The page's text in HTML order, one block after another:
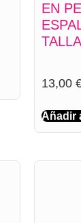
EN
13,00
Añadir